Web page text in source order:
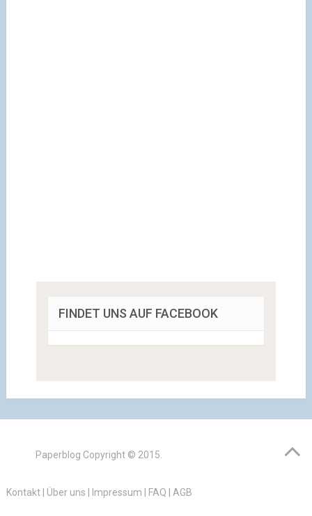
FINDET UNS AUF FACEBOOK
Paperblog Copyright © 2015.
Kontakt| Über uns Impressum FAQ AGB